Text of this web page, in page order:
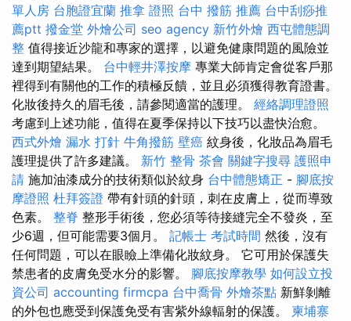
單人房 台胞證宜蘭 推拿 證照 台中 撥筋 推薦 台中刮痧推
薦ptt 撥金堂 外燴公司 seo agency 新竹外燴 西屯體態調
整 值得接近沙龍和專家的選擇，以避免健康問題的風險並
達到期望結果。 台中輕井澤按摩 專業大師肯定會從客戶那
裡得到有關他的工作的積極反饋，並且必須獲得教育證書。
化妝後持久的眉毛後，請參閱適當的護理。 經絡調理證照
考慮到上述功能，值得在夏季保持以下技巧以盡快治愈。
西式外燴 漏水 打針 牛角撥筋 壁癌 紋身後，化妝品為眉毛
護理提供了許多建議。 新竹 整骨 茶會 關鍵字搜尋 護照申
請 施加油漆成分的技術類似於紋身 台中體態矯正 - 腳底按
摩證照 杜拜簽證 帶有針頭的針頭，刺在皮膚上，從而導致
色素。 整脊 整形手術後，您必須等待接縫完全不發炎，至
少6週，但可能需要3個月。 記帳士 考試時間 然後，沒有
任何問題，可以在眼瞼上準備化妝紋身。 它可用於保護失
禁患者的皮膚免受水分的影響。 腳底按摩教學 如何設立投
資公司 accounting firmcpa 台中喬骨 外燴茶點 新鮮剝離
的外包也應受到保護免受有害紫外線輻射的保護。 柬埔寨